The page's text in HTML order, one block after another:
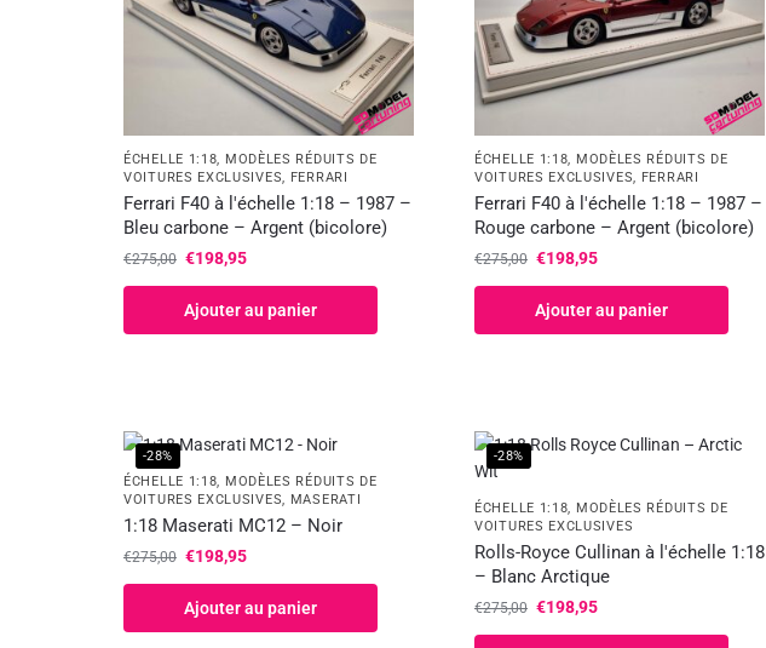
ÉCHELLE 1:18, MODÈLES RÉDUITS DE
VOITURES EXCLUSIVES, FERRARI
Ferrari F40 à l'échelle 1:18 – 1987 –
Bleu carbone – Argent (bicolore)
€275,00 €198,95
Ajouter au panier
ÉCHELLE 1:18, MODÈLES RÉDUITS DE
VOITURES EXCLUSIVES, FERRARI
Ferrari F40 à l'échelle 1:18 – 1987 –
Rouge carbone – Argent (bicolore)
€275,00 €198,95
Ajouter au panier
-28%
ÉCHELLE 1:18, MODÈLES RÉDUITS DE
VOITURES EXCLUSIVES, MASERATI
1:18 Maserati MC12 – Noir
€275,00 €198,95
Ajouter au panier
-28%
ÉCHELLE 1:18, MODÈLES RÉDUITS DE
VOITURES EXCLUSIVES
Rolls-Royce Cullinan à l'échelle 1:18
– Blanc Arctique
€275,00 €198,95